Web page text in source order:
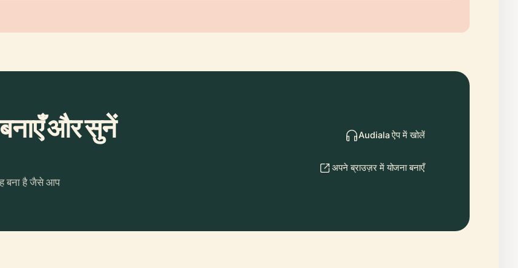
बनाएँ और सुनें
बना है जैसे आप
Audiala ऐप में खोलें
अपने ब्राउज़र में योजना बनाएँ